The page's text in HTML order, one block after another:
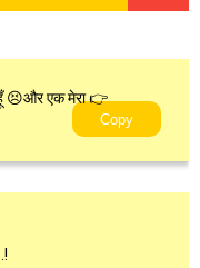
हूँ 😣और एक मेरा 👉
Copy